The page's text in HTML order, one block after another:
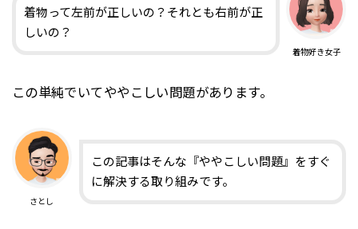
着物好き女子
着物って左前が正しいの？それとも右前が正
しいの？
この単純でいてややこしい問題があります。
さとし
この記事はそんな『ややこしい問題』をすぐ
に解決する取り組みです。